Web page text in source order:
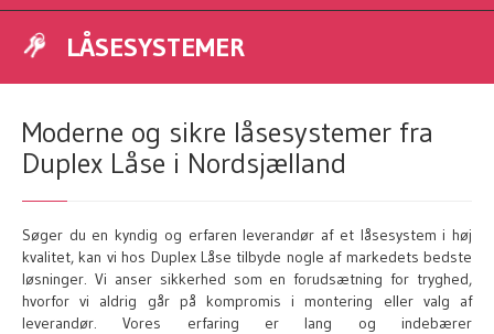
LÅSESYSTEMER
Moderne og sikre låsesystemer fra
Duplex Låse i Nordsjælland
Søger du en kyndig og erfaren leverandør af et låsesystem i høj
kvalitet, kan vi hos Duplex Låse tilbyde nogle af markedets bedste
løsninger. Vi anser sikkerhed som en forudsætning for tryghed,
hvorfor vi aldrig går på kompromis i montering eller valg af
leverandør. Vores erfaring er lang og indebærer